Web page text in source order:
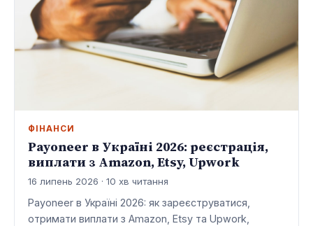
ФІНАНСИ
Payoneer в Україні 2026: реєстрація,
виплати з Amazon, Etsy, Upwork
16 липень 2026 · 10 хв читання
Payoneer в Україні 2026: як зареєструватися,
отримати виплати з Amazon, Etsy та Upwork,